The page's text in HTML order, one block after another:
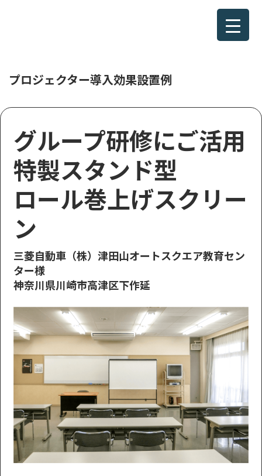
へ
プロジェクター導入効果設置例
グループ研修にご活用
特製スタンド型
ロール巻上げスクリー
ン
三菱自動車（株）津田山オートスクエア教育セン
ター様
神奈川県川崎市高津区下作延